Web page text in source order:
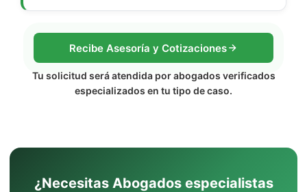
Recibe Asesoría y Cotizaciones
Tu solicitud será atendida por abogados verificados
especializados en tu tipo de caso.
¿Necesitas Abogados especialistas